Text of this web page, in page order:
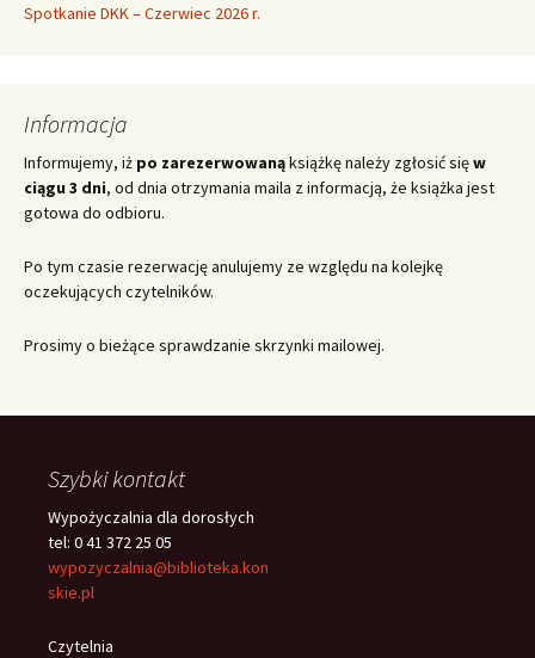
Spotkanie DKK – Czerwiec 2026 r.
Informacja
Informujemy, iż po zarezerwowanąksiążkę należy zgłosić sięw
ciągu 3 dni, od dnia otrzymania maila z informacją, że książka jest
gotowa do odbioru.
Po tym czasie rezerwację anulujemy ze względu na kolejkę
oczekujących czytelników.
Prosimy o bieżące sprawdzanie skrzynki mailowej.
Szybki kontakt
Wypożyczalnia dla dorosłych
tel: 0 41 372 25 05
wypozyczalnia@biblioteka.kon
skie.pl
Czytelnia